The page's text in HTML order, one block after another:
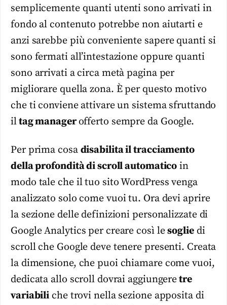
semplicemente quanti utenti sono arrivati in
fondo al contenuto potrebbe non aiutarti e
anzi sarebbe più conveniente sapere quanti si
sono fermati all’intestazione oppure quanti
sono arrivati a circa metà pagina per
migliorare quella zona. È per questo motivo
che ti conviene attivare un sistema sfruttando
iltag managerofferto sempre da Google.
Per prima cosa disabilita il tracciamento
della profondità di scroll automatico in
modo tale che il tuo sito WordPress venga
analizzato solo come vuoi tu. Ora devi aprire
la sezione delle definizioni personalizzate di
Google Analytics per creare così lesogliedi
scroll che Google deve tenere presenti. Creata
la dimensione, che puoi chiamare come vuoi,
dedicata allo scroll dovrai aggiungeretre
variabili che trovi nella sezione apposita di